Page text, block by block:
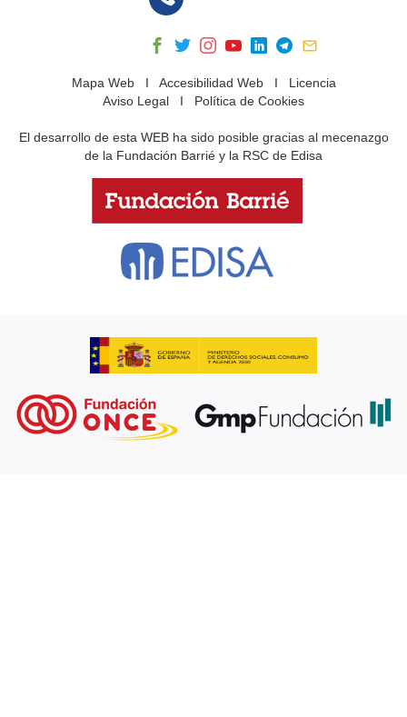
Mapa WebI Accesibilidad WebI Licencia
Aviso Legal I Política de Cookies
El desarrollo de esta WEB ha sido posible gracias al mecenazgo
de la Fundación Barrié y la RSC de Edisa